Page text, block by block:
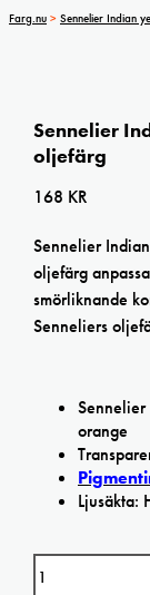
Farg.nu > Sennelier Indian
Sennelier
oljefärg
168 KR
Sennelier
oljefärg
smörliknande
Senneliers
orange
Ljusäkta: